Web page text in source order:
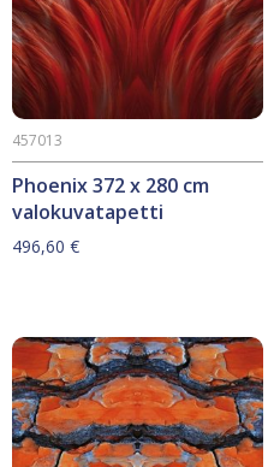
Phoenix 372 x 280 cm
valokuvatapetti
457013
496,60 €